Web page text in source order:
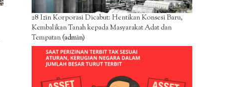
28 Izin Korporasi Dicabut: Hentikan Konsesi Baru,
Kembalikan Tanah kepada Masyarakat Adat dan
Tempatan(admin)